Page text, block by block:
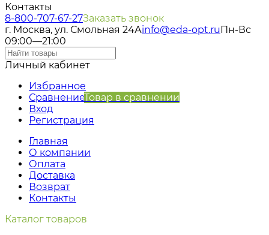
Контакты
8-800-707-67-27Заказать звонок
г. Москва, ул. Смольная 24Аinfo@eda-opt.ruПн-Вс
09:00—21:00
Личный кабинет
Избранное
СравнениеТовар в сравнении
Вход
Регистрация
Главная
О компании
Оплата
Доставка
Возврат
Контакты
Каталог товаров